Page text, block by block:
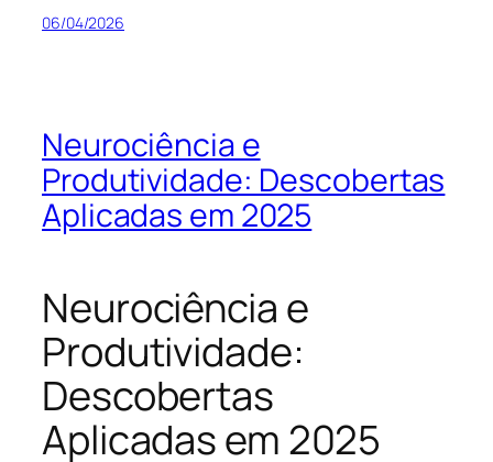
06/04/2026
Neurociência e
Produtividade: Descobertas
Aplicadas em 2025
Neurociência e
Produtividade:
Descobertas
Aplicadas em 2025